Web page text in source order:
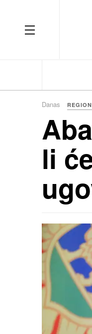
OFF CANVAS
Danas REGION
li